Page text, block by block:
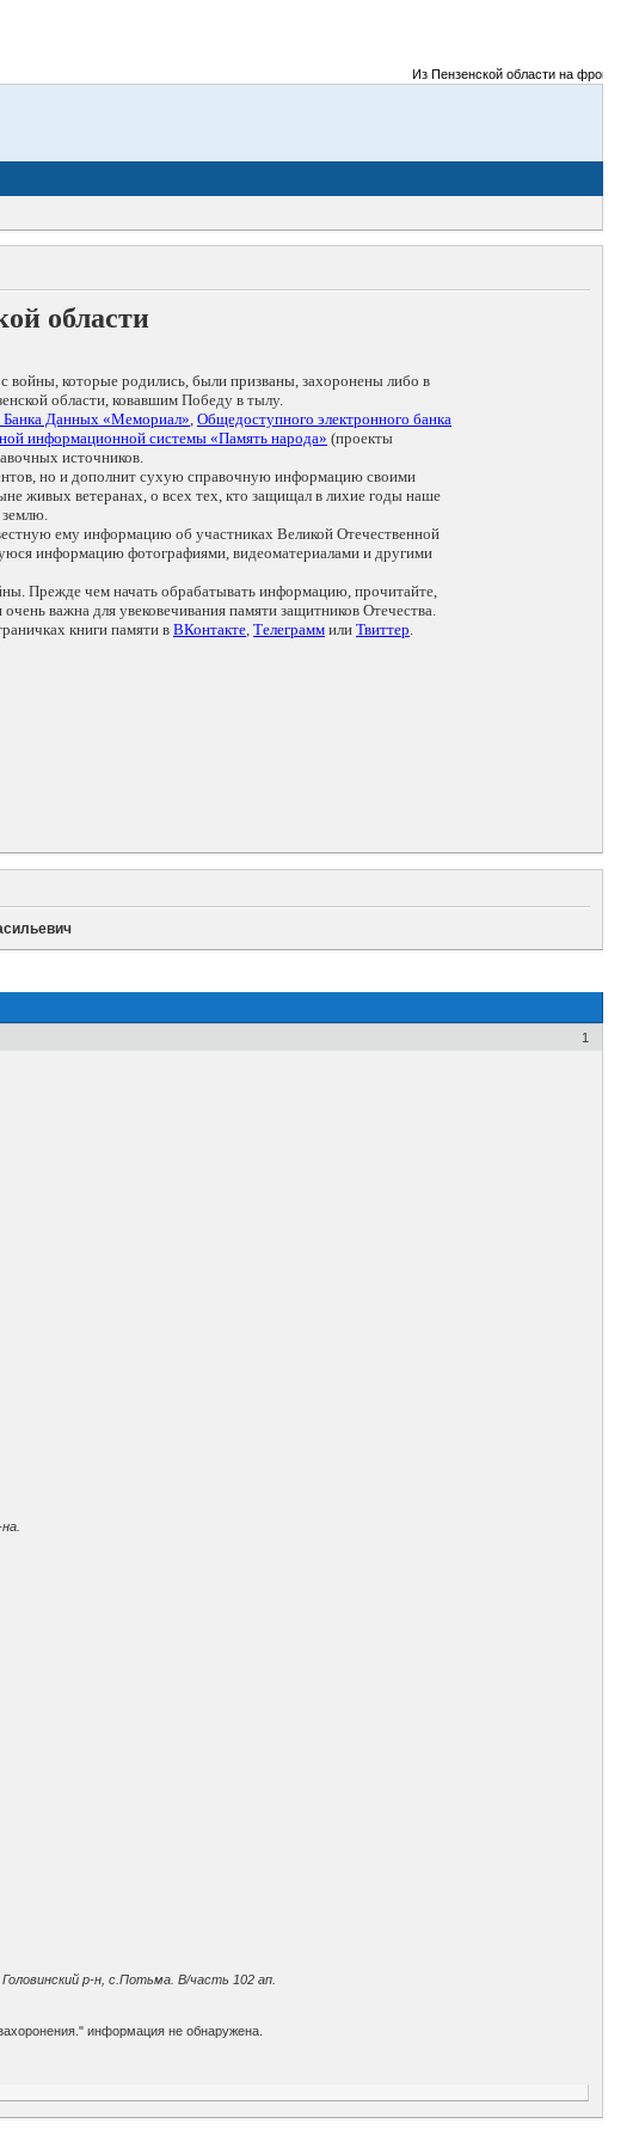
Из Пензенской области на фронты
области
которые родились, были призваны, захоронены либо в
области, ковавшим Победу в тылу.
Данных «Мемориал», Общедоступного электронного банка
информационной системы «Память народа» (проекты
источников.
но и дополнит сухую справочную информацию своими
живых ветеранах, о всех тех, кто защищал в лихие годы наше
землю.
ему информацию об участниках Великой Отечественной
информацию фотографиями, видеоматериалами и другими
Прежде чем начать обрабатывать информацию, прочитайте,
важна для увековечивания памяти защитников Отечества.
книги памяти в ВКонтакте, Телеграмм или Твиттер.
1
р-н, с.Потьма. В/часть 102 ап.
информация не обнаружена.